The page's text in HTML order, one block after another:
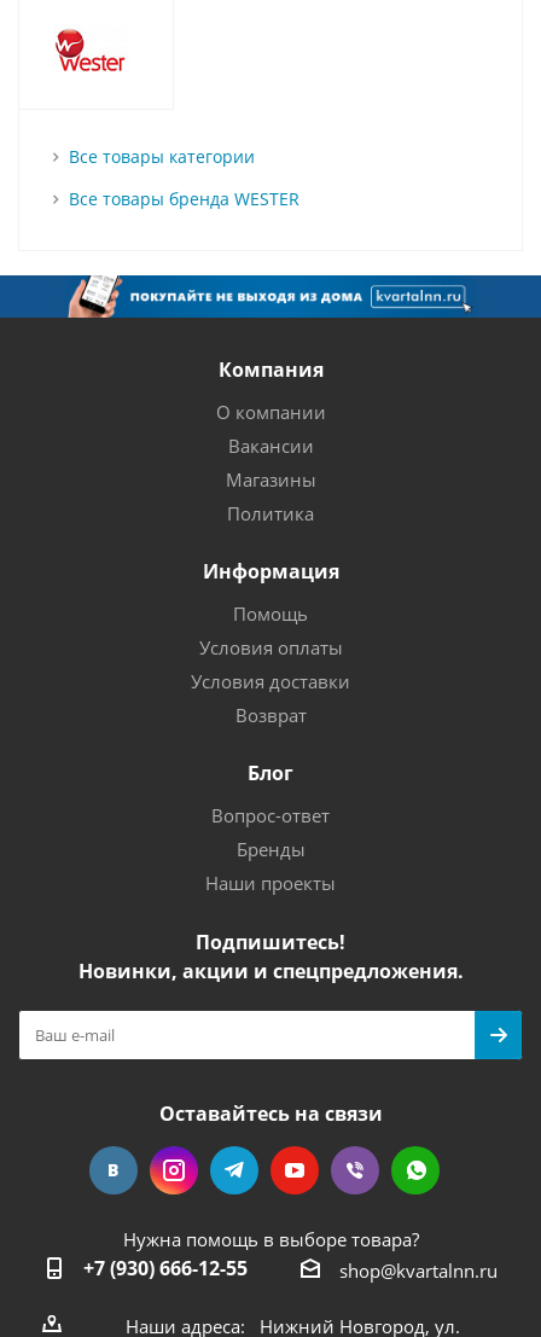
Все товары категории
Все товары бренда WESTER
Компания
О компании
Вакансии
Магазины
Политика
Информация
Помощь
Условия оплаты
Условия доставки
Возврат
Блог
Вопрос-ответ
Бренды
Наши проекты
Подпишитесь!
Новинки, акции и спецпредложения.
Оставайтесь на связи
Нужна помощь в выборе товара?
+7 (930) 666-12-55 shop@kvartalnn.ru
Наши адреса: Нижний Новгород, ул.